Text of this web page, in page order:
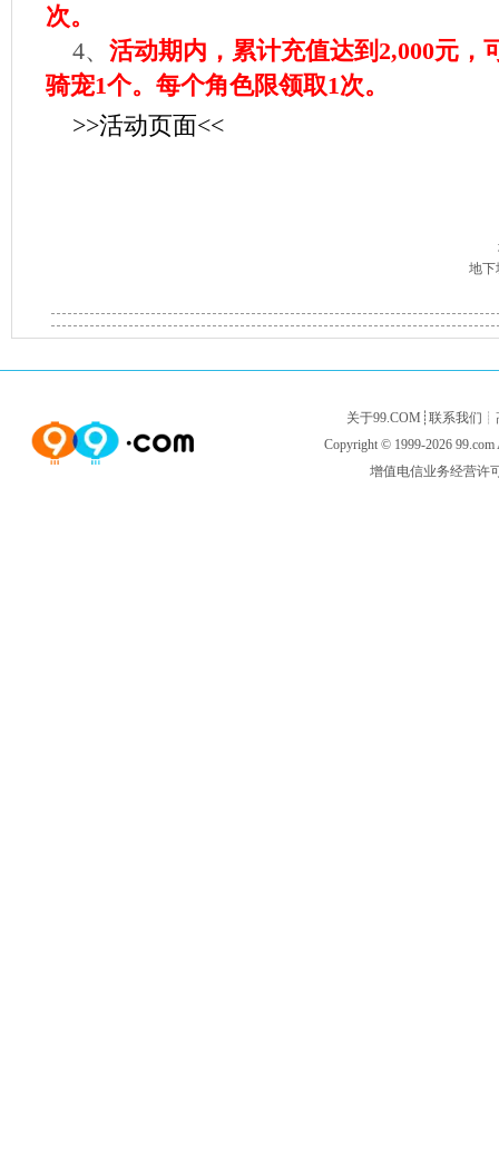
次。
4、 活动期内，累计充值达到2,000元，
骑宠1个。每个角色限领取1次。
>>活动页面<<
地下
关于99.COM ┊ 联系我们 ┊
Copyright © 1999-2026 99.com
增值电信业务经营许